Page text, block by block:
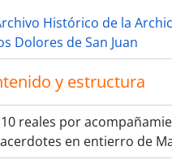
Histórico de la
Dolores de San Juan
y estructura
reales por
en entierro de